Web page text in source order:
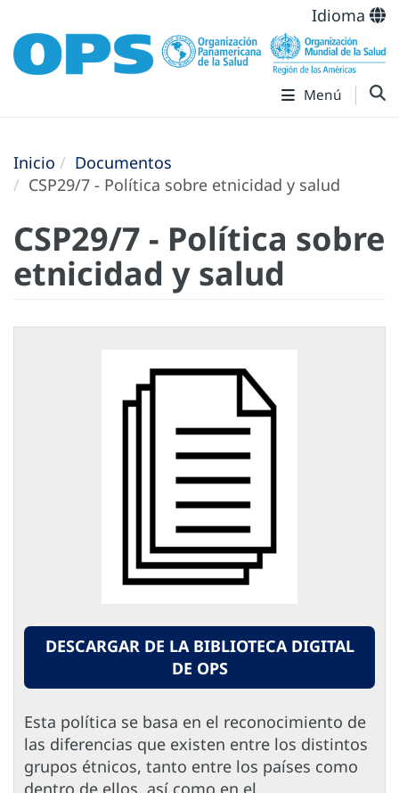
Idioma
Menú
Inicio
Documentos
CSP29/7 - Política sobre etnicidad y salud
CSP29/7 - Política sobre
etnicidad y salud
DESCARGAR DE LA BIBLIOTECA DIGITAL
DE OPS
Esta política se basa en el reconocimiento de
las diferencias que existen entre los distintos
grupos étnicos, tanto entre los países como